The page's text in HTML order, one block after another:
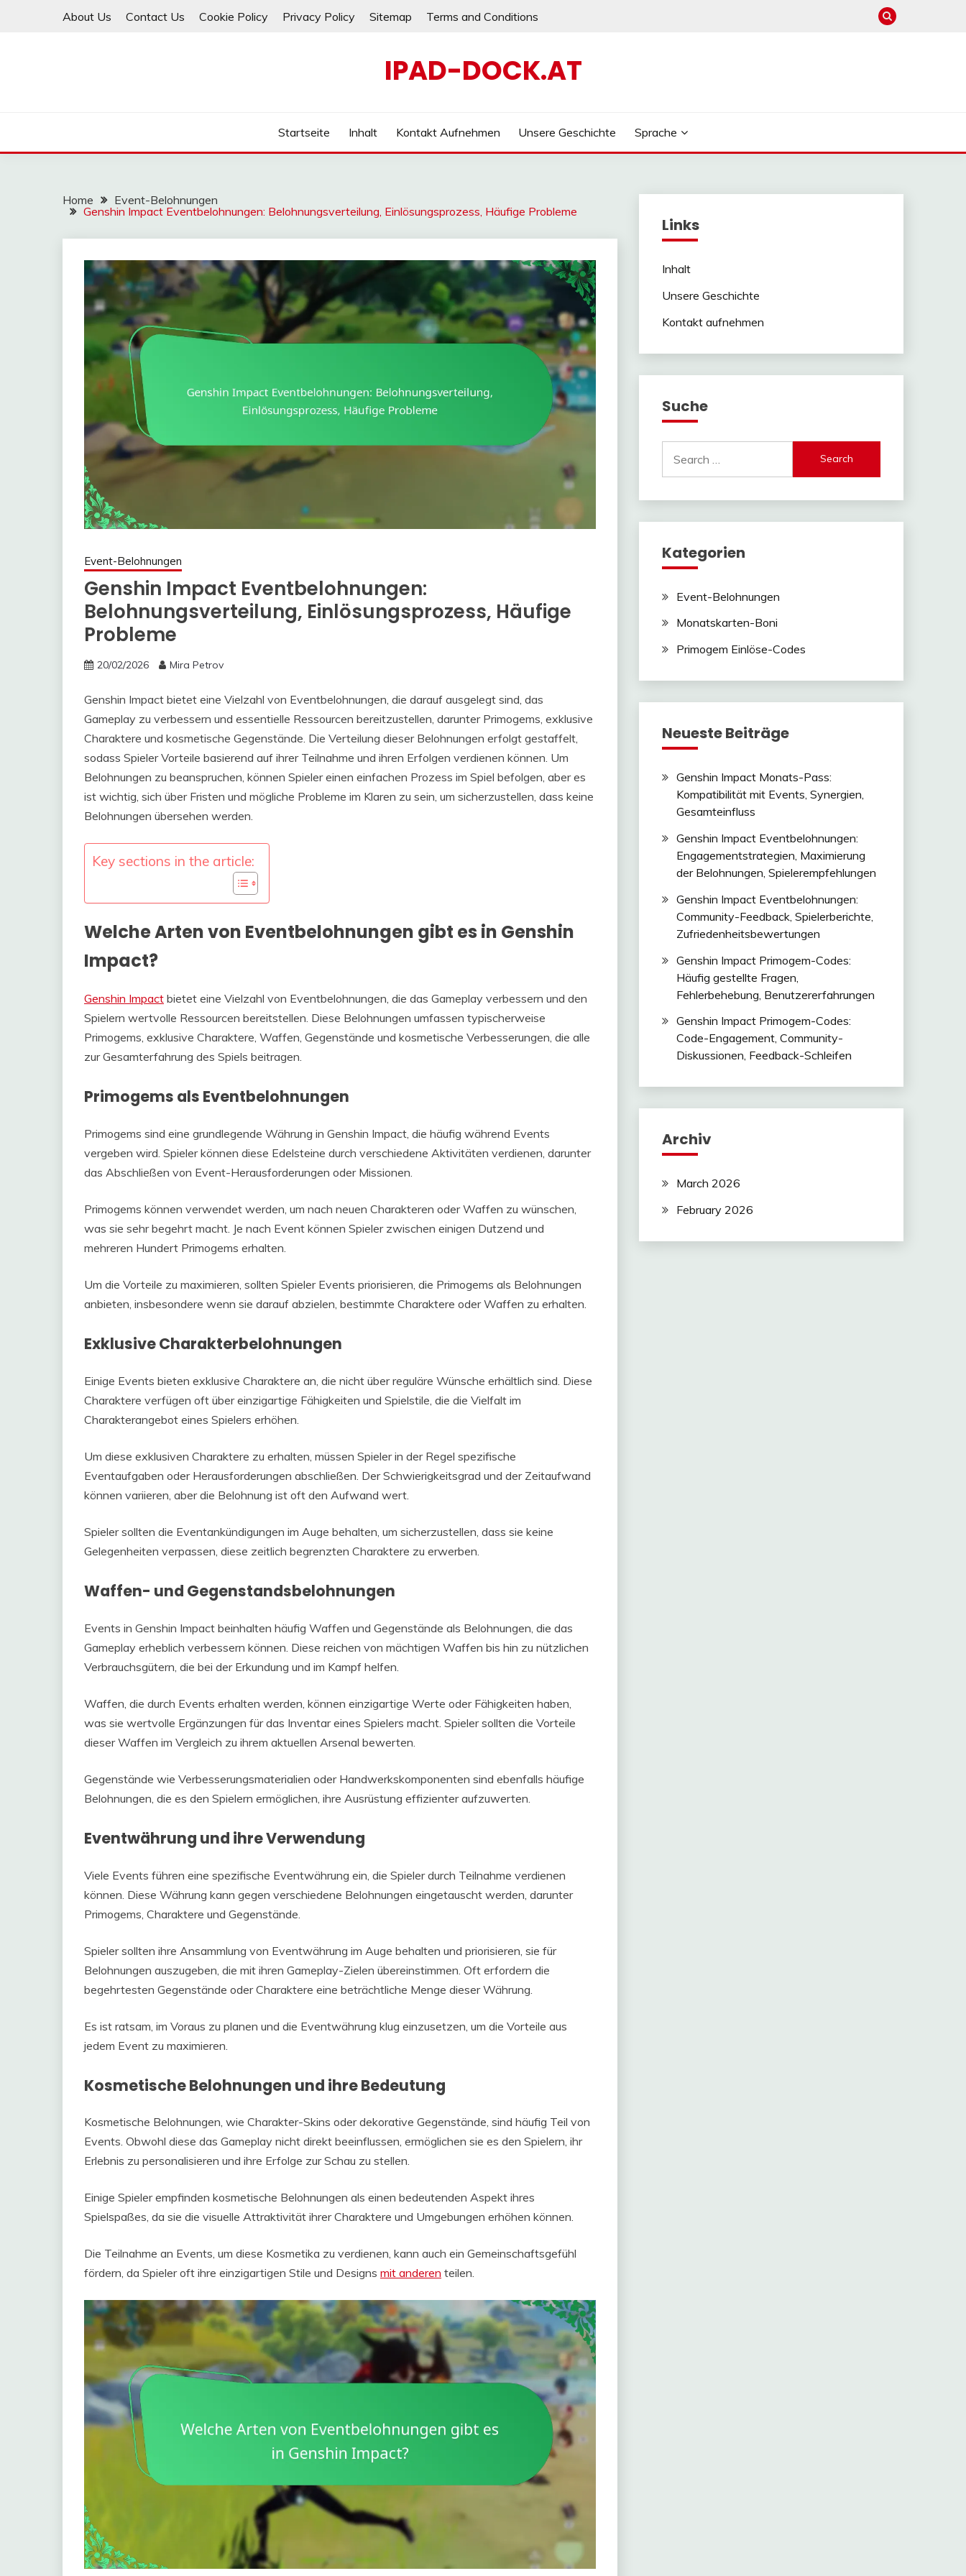
About Us Contact Us Cookie Policy Privacy Policy Sitemap Terms and Conditions
IPAD-DOCK.AT
Startseite Inhalt Kontakt Aufnehmen Unsere Geschichte Sprache
Home
Event-Belohnungen
Genshin Impact Eventbelohnungen: Belohnungsverteilung, Einlösungsprozess, Häufige Probleme
Event-Belohnungen
Genshin Impact Eventbelohnungen:
Belohnungsverteilung, Einlösungsprozess, Häufige
Probleme
20/02/2026 Mira Petrov
Genshin Impact bietet eine Vielzahl von Eventbelohnungen, die darauf ausgelegt sind, das
Gameplay zu verbessern und essentielle Ressourcen bereitzustellen, darunter Primogems, exklusive
Charaktere und kosmetische Gegenstände. Die Verteilung dieser Belohnungen erfolgt gestaffelt,
sodass Spieler Vorteile basierend auf ihrer Teilnahme und ihren Erfolgen verdienen können. Um
Belohnungen zu beanspruchen, können Spieler einen einfachen Prozess im Spiel befolgen, aber es
ist wichtig, sich über Fristen und mögliche Probleme im Klaren zu sein, um sicherzustellen, dass keine
Belohnungen übersehen werden.
Key sections in the article:
Welche Arten von Eventbelohnungen gibt es in Genshin
Impact?
Genshin Impact bietet eine Vielzahl von Eventbelohnungen, die das Gameplay verbessern und den
Spielern wertvolle Ressourcen bereitstellen. Diese Belohnungen umfassen typischerweise
Primogems, exklusive Charaktere, Waffen, Gegenstände und kosmetische Verbesserungen, die alle
zur Gesamterfahrung des Spiels beitragen.
Primogems als Eventbelohnungen
Primogems sind eine grundlegende Währung in Genshin Impact, die häufig während Events
vergeben wird. Spieler können diese Edelsteine durch verschiedene Aktivitäten verdienen, darunter
das Abschließen von Event-Herausforderungen oder Missionen.
Primogems können verwendet werden, um nach neuen Charakteren oder Waffen zu wünschen,
was sie sehr begehrt macht. Je nach Event können Spieler zwischen einigen Dutzend und
mehreren Hundert Primogems erhalten.
Um die Vorteile zu maximieren, sollten Spieler Events priorisieren, die Primogems als Belohnungen
anbieten, insbesondere wenn sie darauf abzielen, bestimmte Charaktere oder Waffen zu erhalten.
Exklusive Charakterbelohnungen
Einige Events bieten exklusive Charaktere an, die nicht über reguläre Wünsche erhältlich sind. Diese
Charaktere verfügen oft über einzigartige Fähigkeiten und Spielstile, die die Vielfalt im
Charakterangebot eines Spielers erhöhen.
Um diese exklusiven Charaktere zu erhalten, müssen Spieler in der Regel spezifische
Eventaufgaben oder Herausforderungen abschließen. Der Schwierigkeitsgrad und der Zeitaufwand
können variieren, aber die Belohnung ist oft den Aufwand wert.
Spieler sollten die Eventankündigungen im Auge behalten, um sicherzustellen, dass sie keine
Gelegenheiten verpassen, diese zeitlich begrenzten Charaktere zu erwerben.
Waffen- und Gegenstandsbelohnungen
Events in Genshin Impact beinhalten häufig Waffen und Gegenstände als Belohnungen, die das
Gameplay erheblich verbessern können. Diese reichen von mächtigen Waffen bis hin zu nützlichen
Verbrauchsgütern, die bei der Erkundung und im Kampf helfen.
Waffen, die durch Events erhalten werden, können einzigartige Werte oder Fähigkeiten haben,
was sie wertvolle Ergänzungen für das Inventar eines Spielers macht. Spieler sollten die Vorteile
dieser Waffen im Vergleich zu ihrem aktuellen Arsenal bewerten.
Gegenstände wie Verbesserungsmaterialien oder Handwerkskomponenten sind ebenfalls häufige
Belohnungen, die es den Spielern ermöglichen, ihre Ausrüstung effizienter aufzuwerten.
Eventwährung und ihre Verwendung
Viele Events führen eine spezifische Eventwährung ein, die Spieler durch Teilnahme verdienen
können. Diese Währung kann gegen verschiedene Belohnungen eingetauscht werden, darunter
Primogems, Charaktere und Gegenstände.
Spieler sollten ihre Ansammlung von Eventwährung im Auge behalten und priorisieren, sie für
Belohnungen auszugeben, die mit ihren Gameplay-Zielen übereinstimmen. Oft erfordern die
begehrtesten Gegenstände oder Charaktere eine beträchtliche Menge dieser Währung.
Es ist ratsam, im Voraus zu planen und die Eventwährung klug einzusetzen, um die Vorteile aus
jedem Event zu maximieren.
Kosmetische Belohnungen und ihre Bedeutung
Kosmetische Belohnungen, wie Charakter-Skins oder dekorative Gegenstände, sind häufig Teil von
Events. Obwohl diese das Gameplay nicht direkt beeinflussen, ermöglichen sie es den Spielern, ihr
Erlebnis zu personalisieren und ihre Erfolge zur Schau zu stellen.
Einige Spieler empfinden kosmetische Belohnungen als einen bedeutenden Aspekt ihres
Spielspaßes, da sie die visuelle Attraktivität ihrer Charaktere und Umgebungen erhöhen können.
Die Teilnahme an Events, um diese Kosmetika zu verdienen, kann auch ein Gemeinschaftsgefühl
fördern, da Spieler oft ihre einzigartigen Stile und Designs mit anderen teilen.
Links
Inhalt
Unsere Geschichte
Kontakt aufnehmen
Suche
for:
Kategorien
Event-Belohnungen
Monatskarten-Boni
Primogem Einlöse-Codes
Neueste Beiträge
Genshin Impact Monats-Pass:
Kompatibilität mit Events, Synergien,
Gesamteinfluss
Genshin Impact Eventbelohnungen:
Engagementstrategien, Maximierung
der Belohnungen, Spielerempfehlungen
Genshin Impact Eventbelohnungen:
Community-Feedback, Spielerberichte,
Zufriedenheitsbewertungen
Genshin Impact Primogem-Codes:
Häufig gestellte Fragen,
Fehlerbehebung, Benutzererfahrungen
Genshin Impact Primogem-Codes:
Code-Engagement, Community-
Diskussionen, Feedback-Schleifen
Archiv
March 2026
February 2026